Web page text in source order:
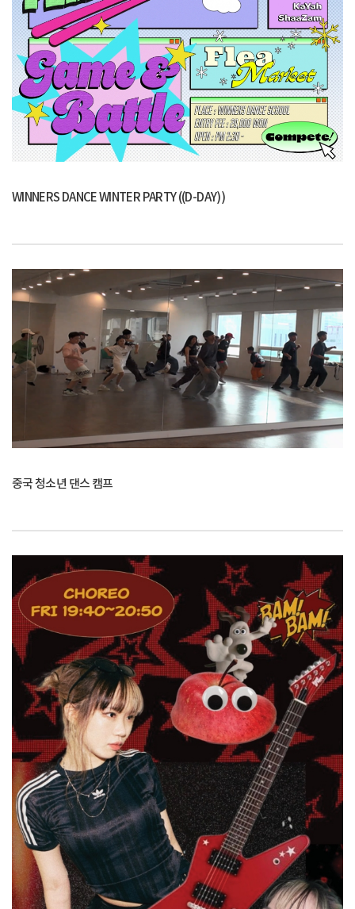
WINNERS DANCE WINTER PARTY ((D-DAY))
중국 청소년 댄스 캠프